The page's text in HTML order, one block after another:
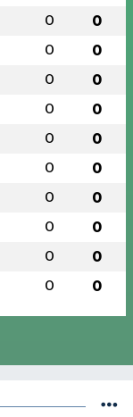
0 0
0 0
0 0
0 0
0 0
0 0
0 0
0 0
0 0
0 0